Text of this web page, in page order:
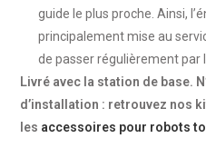
guide le plus proche. Ainsi,
principalement mise au
de passer régulièrement par
Livré avec la station de base.
d’installation : retrouvez nos
les accessoires pour robots